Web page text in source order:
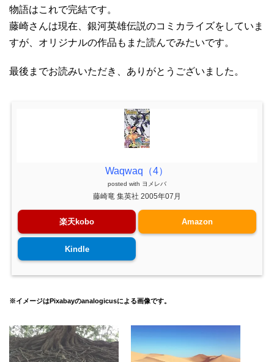
物語はこれで完結です。
藤崎さんは現在、銀河英雄伝説のコミカライズをしていま
すが、オリジナルの作品もまた読んでみたいです。
最後までお読みいただき、ありがとうございました。
Waqwaq（4）
posted with ヨメレバ
藤崎竜 集英社 2005年07月
楽天kobo Amazon
Kindle
※イメージはPixabayのanalogicusによる画像です。